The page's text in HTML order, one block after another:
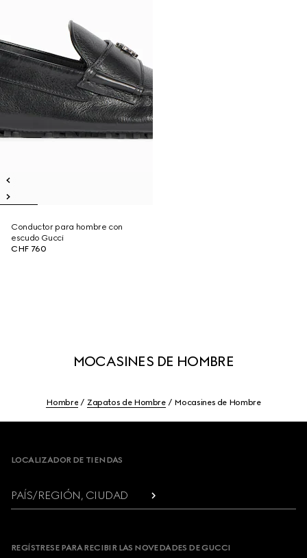
Conductor para hombre con
escudo Gucci
CHF 760
MOCASINES DE HOMBRE
Hombre Zapatos de Hombre Mocasines de Hombre
LOCALIZADOR DE TIENDAS
PAÍS/REGIÓN, CIUDAD
REGÍSTRESE PARA RECIBIR LAS NOVEDADES DE GUCCI